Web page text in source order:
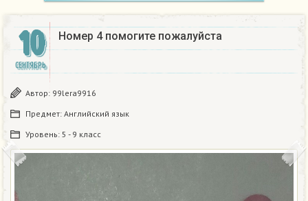
10
СЕНТЯБРЬ
Номер 4 помогите пожалуйста
Автор: 99lera9916
Предмет: Английский язык
Уровень: 5 - 9 класс